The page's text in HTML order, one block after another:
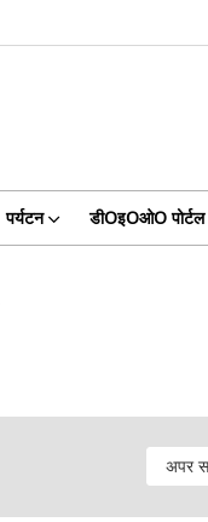
पर्यटन डीOइOओO पोर्टल